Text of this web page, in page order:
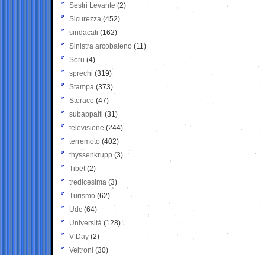
Sestri Levante (2)
Sicurezza (452)
sindacati (162)
Sinistra arcobaleno (11)
Soru (4)
sprechi (319)
Stampa (373)
Storace (47)
subappalti (31)
televisione(244)
terremoto (402)
thyssenkrupp (3)
Tibet(2)
tredicesima (3)
Turismo (62)
Udc (64)
Università (128)
V-Day (2)
Veltroni (30)